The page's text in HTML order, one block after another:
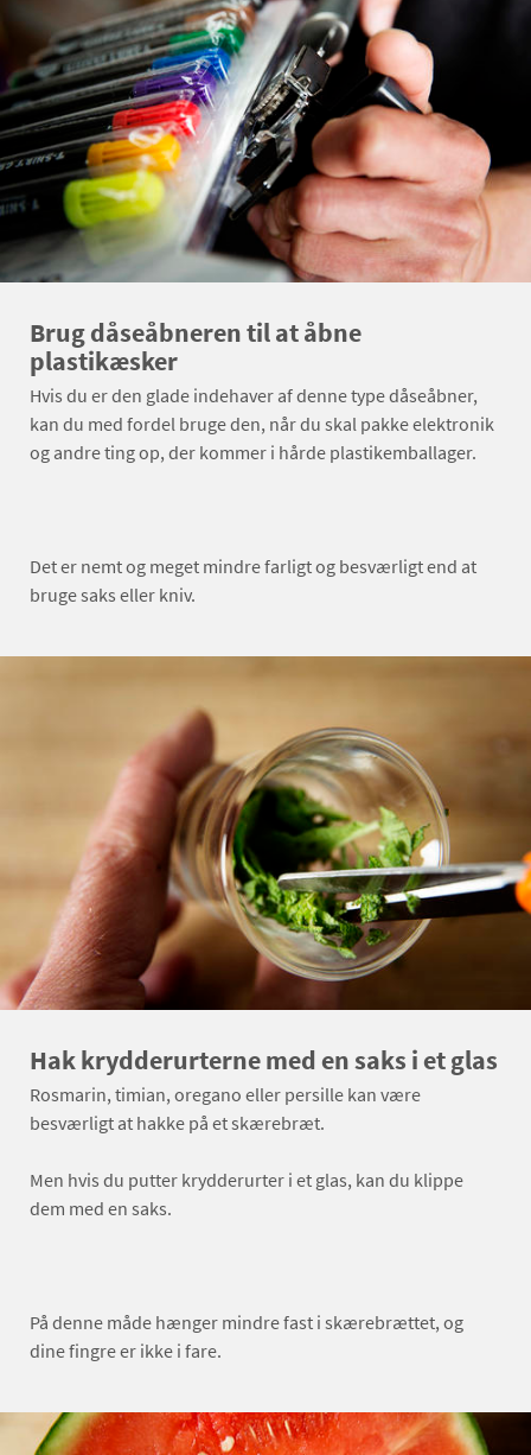
Brug dåseåbneren til at åbne
plastikæsker
Hvis du er den glade indehaver af denne type dåseåbner,
kan du med fordel bruge den, når du skal pakke elektronik
og andre ting op, der kommer i hårde plastikemballager.
Det er nemt og meget mindre farligt og besværligt end at
bruge saks eller kniv.
Hak krydderurterne med en saks i et glas
Rosmarin, timian, oregano eller persille kan være
besværligt at hakke på et skærebræt.
Men hvis du putter krydderurter i et glas, kan du klippe
dem med en saks.
På denne måde hænger mindre fast i skærebrættet, og
dine fingre er ikke i fare.